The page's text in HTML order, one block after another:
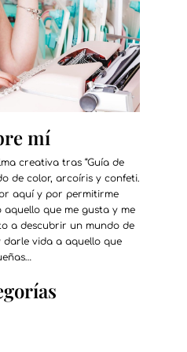
mí
creativa tras “Guía de
de color, arcoíris y confeti.
aquí y por permitirme
que me gusta y me
a descubrir un mundo de
vida a aquello que